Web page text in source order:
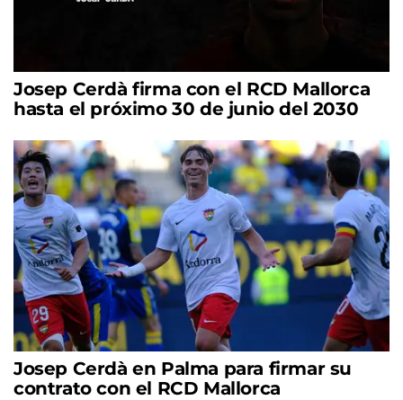
Josep Cerdà firma con el RCD Mallorca
hasta el próximo 30 de junio del 2030
Josep Cerdà en Palma para firmar su
contrato con el RCD Mallorca